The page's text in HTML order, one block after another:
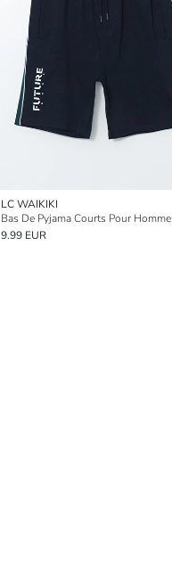
LC WAIKIKI
9.99 EUR